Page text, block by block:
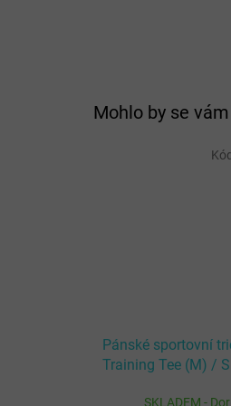
Mohlo by se
Pánské sportovní
Training Tee (M) /
SKLADEM -